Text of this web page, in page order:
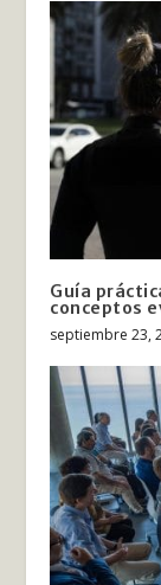
Guía
conceptos
septiembre 23,